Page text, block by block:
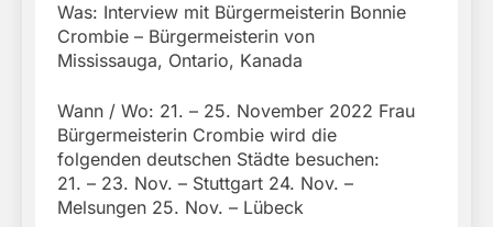
Was: Interview mit Bürgermeisterin Bonnie
Crombie – Bürgermeisterin von
Mississauga, Ontario, Kanada
Wann / Wo: 21. – 25. November 2022 Frau
Bürgermeisterin Crombie wird die
folgenden deutschen Städte besuchen:
21. – 23. Nov. – Stuttgart 24. Nov. –
Melsungen 25. Nov. – Lübeck